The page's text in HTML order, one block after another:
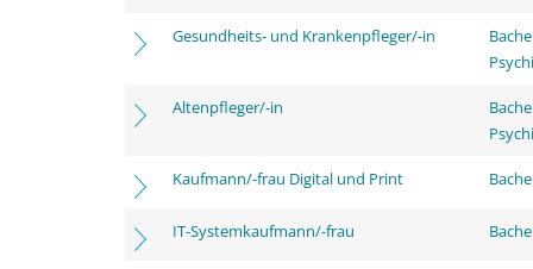
Gesundheits- und Krankenpfleger/-in
Altenpfleger/-in
Kaufmann/-frau Digital und Print
IT-Systemkaufmann/-frau